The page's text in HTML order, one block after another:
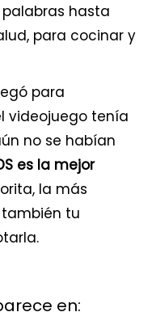
hasta
para cocinar y
para
videojuego tenía
no se habían
es la mejor
la más
también tu
en: